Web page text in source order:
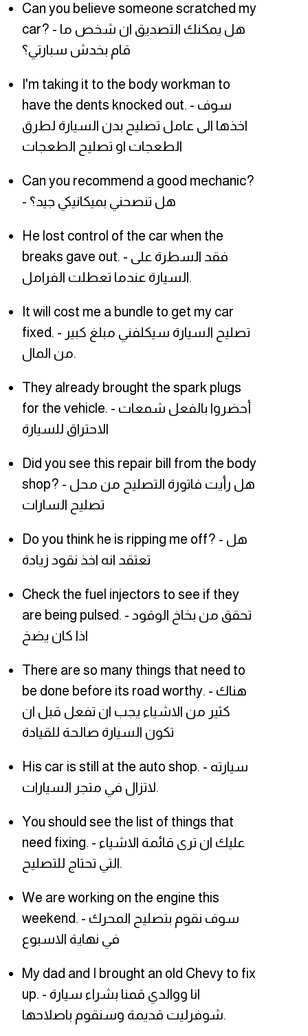
Can you believe someone scratched my
car? - هل يمكنك التصديق ان شخص ما
قام بخدش سبارتي؟
I'm taking it to the body workman to
have the dents knocked out. - سوف
اخذها الى عامل تصليح بدن السيارة لطرق
الطعجات او تصليح الطعجات
Can you recommend a good mechanic?
- هل تنصحني بميكانيكي جيد؟
He lost control of the car when the
breaks gave out. - فقد السطرة على
السيارة عندما تعطلت الفرامل.
It will cost me a bundle to get my car
fixed. - تصليح السيارة سيكلفني مبلغ كبير
من المال.
They already brought the spark plugs
for the vehicle. - أحضروا بالفعل شمعات
الاحتراق للسيارة
Did you see this repair bill from the body
shop? - هل رأيت فاتورة التصليح من محل
تصليح السارات
Do you think he is ripping me off? - هل
تعتقد انه اخذ نقود زيادة
Check the fuel injectors to see if they
are being pulsed. - تحقق من بخاخ الوقود
اذا كان يضخ
There are so many things that need to
be done before its road worthy. - هناك
كثير من الاشياء يجب ان تفعل قبل ان
تكون السيارة صالحة للقيادة
His car is still at the auto shop. - سيارته
لاتزال في متجر السيارات.
You should see the list of things that
need fixing. - عليك ان ترى قائمة الاشياء
التي تحتاج للتصليح.
We are working on the engine this
weekend. - سوف نقوم بتصليح المحرك
في نهاية الاسبوع
My dad and I brought an old Chevy to fix
up. - انا ووالدي قمنا بشراء سيارة
شوفرليت قديمة وسنقوم باصلاحها.